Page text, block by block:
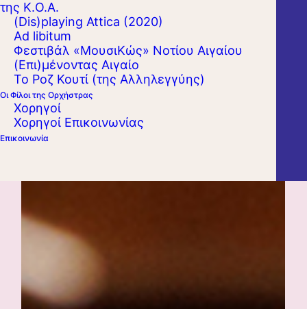
της Κ.Ο.Α.
(Dis)playing Attica (2020)
Ad libitum
Φεστιβάλ «ΜουσιΚώς» Νοτίου Αιγαίου
(Επι)μένοντας Αιγαίο
Το Ροζ Κουτί (της Αλληλεγγύης)
Οι Φίλοι της Ορχήστρας
Χορηγοί
Χορηγοί Επικοινωνίας
Επικοινωνία